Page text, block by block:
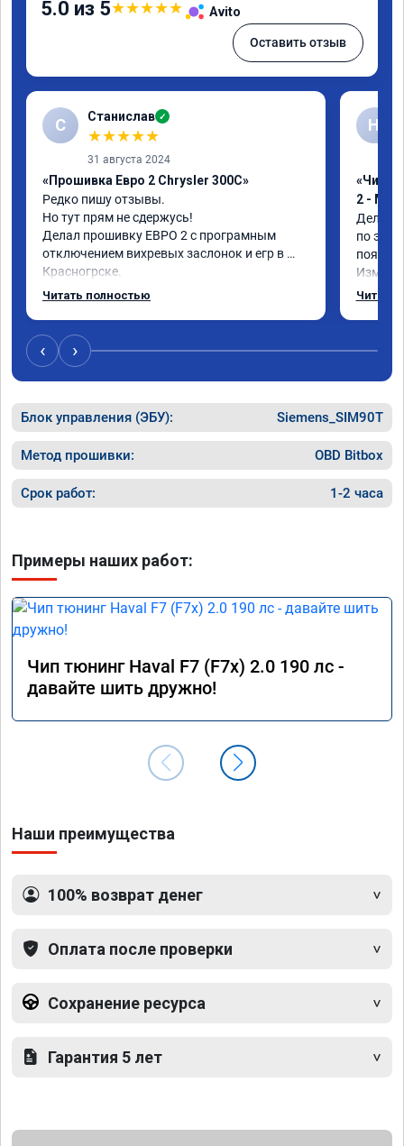
5.0 из 5★★★★★ Avito
Оставить отзыв
С Станислав ✓
★★★★★
31 августа 2024
«Прошивка Евро 2 Chrysler 300C»
Редко пишу отзывы.
Но тут прям не сдержусь!
Делал прошивку ЕВРО 2 с програмным
отключением вихревых заслонок и егр в
Красногрске.
Все прошло отлично,расход топлива
удаления вихревых заслонок в аварийном
режиме,но и до удаления их расход топлива
был выше чем сейчас.
Команда у них топ!!!
Читать полностью
Н
«Чип
2 -
Делал
по
потом
Читать
‹ ›
Блок управления (ЭБУ): Siemens_SIM90T
Метод прошивки: OBD Bitbox
Срок работ: 1-2 часа
Примеры наших работ:
Чип тюнинг Haval F7 (F7x) 2.0 190 лс -
давайте шить дружно!
Наши преимущества
100% возврат денег
Оплата после проверки
Сохранение ресурса
Гарантия 5 лет